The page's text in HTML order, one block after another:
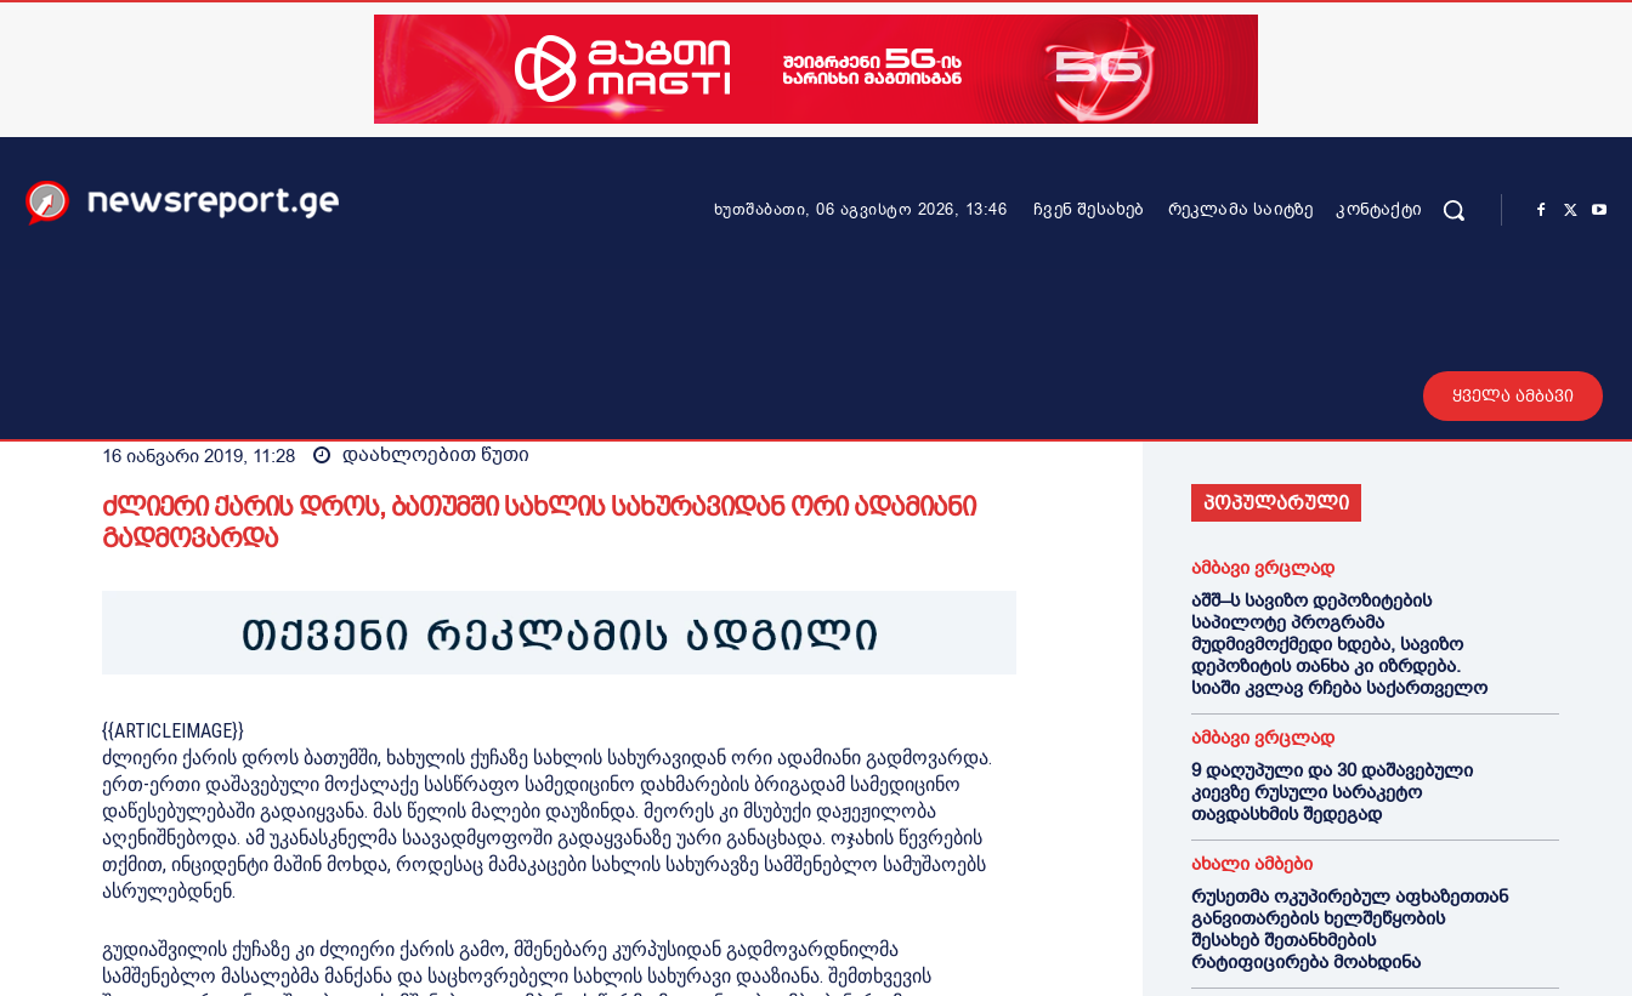
ხუთშაბათი, 06 აგვისტო 2026, 13:46 ᲩᲕᲔᲜ ᲨᲔᲡᲐᲮᲔᲑ ᲠᲔᲙᲚᲐᲛᲐ ᲡᲐᲘᲢᲖᲔ ᲙᲝᲜᲢᲐᲥᲢᲘ
ყველა ამბავი
16 იანვარი 2019, 11:28 დაახლოებით წუთი
ძლიერი ქარის დროს, ბათუმში სახლის სახურავიდან ორი ადამიანი
გადმოვარდა
{{ARTICLEIMAGE}}
ძლიერი ქარის დროს ბათუმში, ხახულის ქუჩაზე სახლის სახურავიდან ორი ადამიანი გადმოვარდა.
ერთ-ერთი დაშავებული მოქალაქე სასწრაფო სამედიცინო დახმარების ბრიგადამ სამედიცინო
დაწესებულებაში გადაიყვანა. მას წელის მალები დაუზინდა. მეორეს კი მსუბუქი დაჟეჟილობა
აღენიშნებოდა. ამ უკანასკნელმა საავადმყოფოში გადაყვანაზე უარი განაცხადა. ოჯახის წევრების
თქმით, ინციდენტი მაშინ მოხდა, როდესაც მამაკაცები სახლის სახურავზე სამშენებლო სამუშაოებს
ასრულებდნენ.
გუდიაშვილის ქუჩაზე კი ძლიერი ქარის გამო, მშენებარე კურპუსიდან გადმოვარდნილმა
სამშენებლო მასალებმა მანქანა და საცხოვრებელი სახლის სახურავი დააზიანა. შემთხვევის
პოპულარული
ამბავი ვრცლად
აშშ–ს სავიზო დეპოზიტების
საპილოტე პროგრამა
მუდმივმოქმედი ხდება, სავიზო
დეპოზიტის თანხა კი იზრდება.
სიაში კვლავ რჩება საქართველო
ამბავი ვრცლად
9 დაღუპული და 30 დაშავებული
კიევზე რუსული სარაკეტო
თავდასხმის შედეგად
ახალი ამბები
რუსეთმა ოკუპირებულ აფხაზეთთან
განვითარების ხელშეწყობის
შესახებ შეთანხმების
რატიფიცირება მოახდინა